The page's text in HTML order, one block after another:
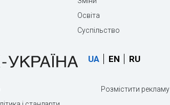
Освіта
Суспільство
UA EN RU
Розмістити рекламу